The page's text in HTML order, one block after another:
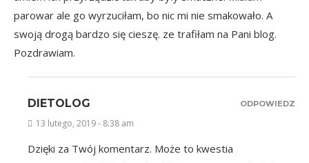
parowar ale go wyrzuciłam, bo nic mi nie smakowało. A
swoją drogą bardzo się cieszę. ze trafiłam na Pani blog.
Pozdrawiam.
DIETOLOG
13 lutego, 2019 - 8:38 am
Dzięki za Twój komentarz. Może to kwestia
ODPOWIEDZ